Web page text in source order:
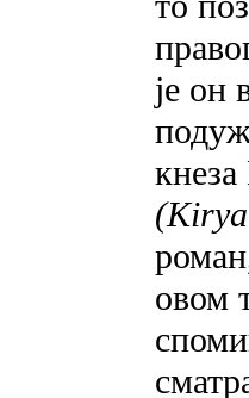
је он
овом